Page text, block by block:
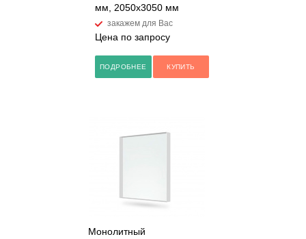
мм, 2050х3050 мм
закажем для Вас
Цена по запросу
ПОДРОБНЕЕ КУПИТЬ
Монолитный